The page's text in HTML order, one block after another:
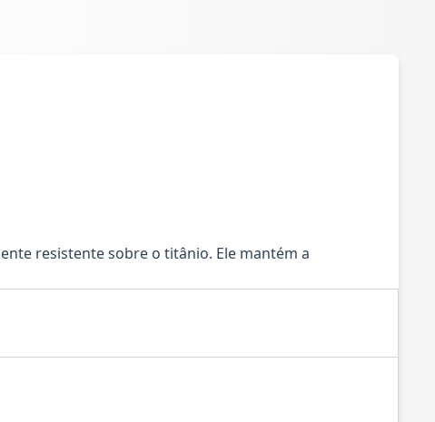
resistente sobre o titânio. Ele mantém a